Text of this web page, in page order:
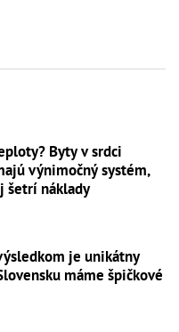
Byty v srdci
výnimočný systém,
šetrí náklady
je unikátny
máme špičkové